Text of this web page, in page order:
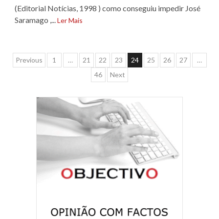
(Editorial Notícias, 1998 ) como conseguiu impedir José
Saramago ,...Ler Mais
Navegação
artigos
Previous 1 … 21 22 23 24 25 26 27
…
46
Next